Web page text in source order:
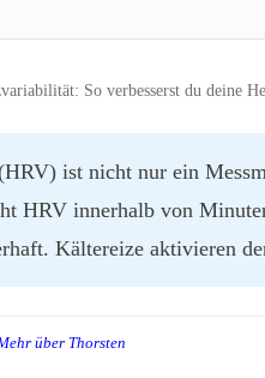
So verbesserst du deine
ist nicht nur ein
HRV innerhalb von
Kältereize aktivieren
über Thorsten